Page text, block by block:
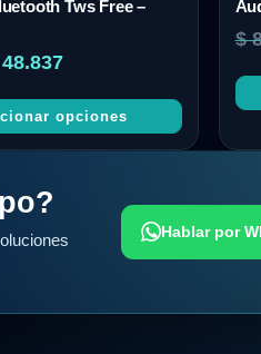
Tws Free –
48.837
opciones
$
Hablar por